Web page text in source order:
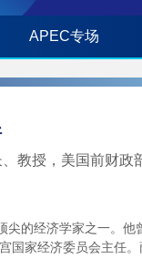
APEC专场
教授，美国前财政
的经济学家之一。他
国家经济委员会主任